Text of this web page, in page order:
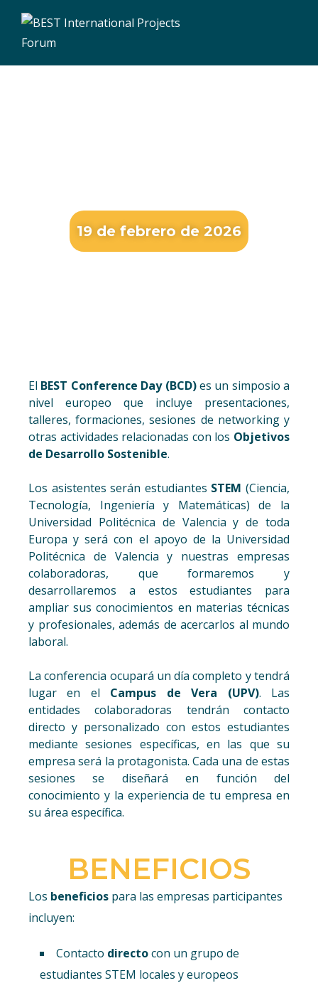
19 de febrero de 2026
El BEST Conference Day (BCD)es un simposio a
nivel europeo que incluye presentaciones,
talleres, formaciones, sesiones de networking y
otras actividades relacionadas con los Objetivos
de Desarrollo Sostenible.
Los asistentes serán estudiantes STEM(Ciencia,
Tecnología, Ingeniería y Matemáticas) de la
Universidad Politécnica de Valencia y de toda
Europa y será con el apoyo de la Universidad
Politécnica de Valencia y nuestras empresas
colaboradoras, que formaremos y
desarrollaremos a estos estudiantes para
ampliar sus conocimientos en materias técnicas
y profesionales, además de acercarlos al mundo
laboral.
La conferencia ocupará un día completo y tendrá
lugar en el Campus de Vera (UPV). Las
entidades colaboradoras tendrán contacto
directo y personalizado con estos estudiantes
mediante sesiones específicas, en las que su
empresa será la protagonista. Cada una de estas
sesiones se diseñará en función del
conocimiento y la experiencia de tu empresa en
su área específica.
BENEFICIOS
Los beneficios para las empresas participantes
incluyen:
Contacto directocon un grupo de
estudiantes STEM locales y europeos